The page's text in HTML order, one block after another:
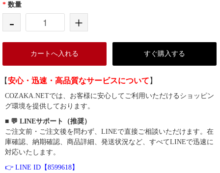
* 数量
- +
カートへ入れる すぐ購入する
【安心・迅速・高品質なサービスについて 】
COZAKA.NETでは、お客様に安心してご利用いただけるショッピン
グ環境を提供しております。
■ 💬 LINEサポート（推奨）
ご注文前・ご注文後を問わず、LINEで直接ご相談いただけます。在
庫確認、納期確認、商品詳細、発送状況など、すべてLINEで迅速に
対応いたします。
👉 LINE ID【8599618】